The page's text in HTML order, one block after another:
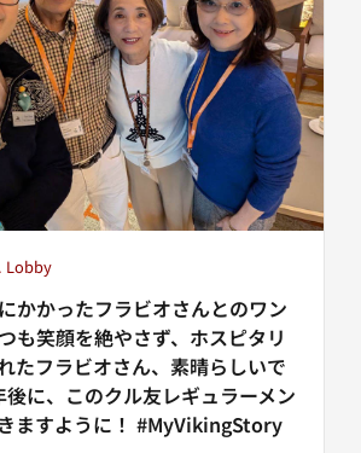
Lobby
かかったフラビオさんとのワン
も笑顔を絶やさず、ホスピタリ
たフラビオさん、素晴らしいで
後に、このクル友レギュラーメン
ますように！ #MyVikingStory